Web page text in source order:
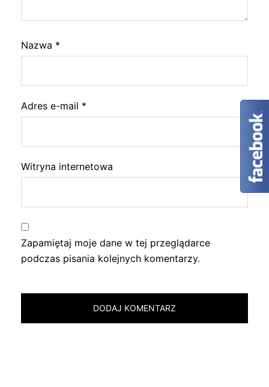
Nazwa *
Adres e-mail *
Witryna internetowa
Zapamiętaj moje dane w tej przeglądarce
podczas pisania kolejnych komentarzy.